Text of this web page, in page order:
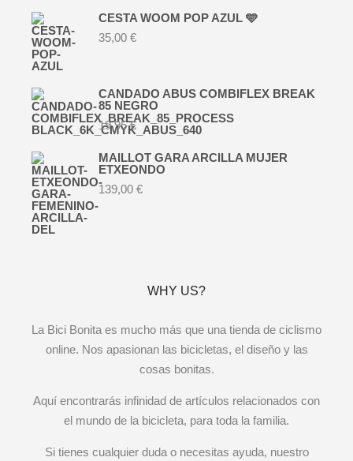
CESTA WOOM POP AZUL 🩵
35,00 €
CANDADO ABUS COMBIFLEX BREAK
85 NEGRO
19,95€
MAILLOT GARA ARCILLA MUJER
ETXEONDO
139,00 €
WHY US?
La Bici Bonita es mucho más que una tienda de ciclismo
online. Nos apasionan las bicicletas, el diseño y las
cosas bonitas.
Aquí encontrarás infinidad de artículos relacionados con
el mundo de la bicicleta, para toda la familia.
Si tienes cualquier duda o necesitas ayuda, nuestro